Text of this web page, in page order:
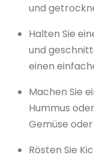
und
Halten Sie
und
einen
Machen Sie
Hummus
Gemüse
Rösten Sie